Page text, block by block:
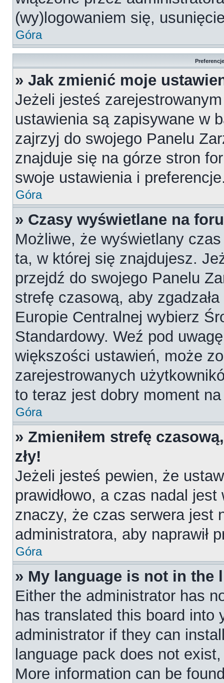
(wy)logowaniem się,
Góra
» Jak zmienić moje
Jeżeli jesteś
ustawienia są zapisywane w
zajrzyj do swojego Panelu
znajduje się na górze stron
swoje ustawienia i
Góra
» Czasy wyświetlane na
Możliwe, że wyświetlany
ta, w której się znajdujesz.
przejdź do swojego Panelu
strefę czasową, aby
Europie Centralnej wybierz
Standardowy. Weź pod
większości ustawień, może
zarejestrowanych
to teraz jest dobry moment
Góra
» Zmieniłem strefę
zły!
Jeżeli jesteś pewien, że
prawidłowo, a czas nadal
znaczy, że czas serwera jest
administratora, aby naprawił
Góra
» My language is not in the
Either the administrator has
has translated this board into
administrator if they can
language pack does not
More information can be